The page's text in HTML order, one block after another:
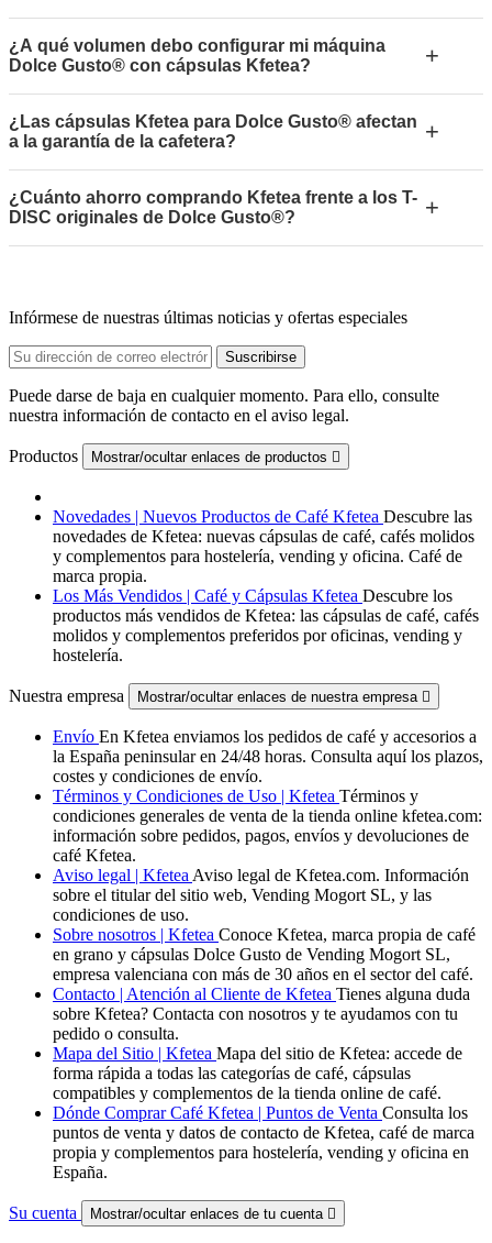
¿A qué volumen debo configurar mi máquina
Dolce Gusto® con cápsulas Kfetea?
+
¿Las cápsulas Kfetea para Dolce Gusto® afectan
a la garantía de la cafetera?
+
¿Cuánto ahorro comprando Kfetea frente a los T-
DISC originales de Dolce Gusto®?
+
Infórmese de nuestras últimas noticias y ofertas especiales
Puede darse de baja en cualquier momento. Para ello, consulte
nuestra información de contacto en el aviso legal.
Productos Mostrar/ocultar enlaces de productos 
Novedades | Nuevos Productos de Café Kfetea Descubre las
novedades de Kfetea: nuevas cápsulas de café, cafés molidos
y complementos para hostelería, vending y oficina. Café de
marca propia.
Los Más Vendidos | Café y Cápsulas Kfetea Descubre los
productos más vendidos de Kfetea: las cápsulas de café, cafés
molidos y complementos preferidos por oficinas, vending y
hostelería.
Nuestra empresa Mostrar/ocultar enlaces de nuestra empresa 
Envío En Kfetea enviamos los pedidos de café y accesorios a
la España peninsular en 24/48 horas. Consulta aquí los plazos,
costes y condiciones de envío.
Términos y Condiciones de Uso | Kfetea Términos y
condiciones generales de venta de la tienda online kfetea.com:
información sobre pedidos, pagos, envíos y devoluciones de
café Kfetea.
Aviso legal | Kfetea Aviso legal de Kfetea.com. Información
sobre el titular del sitio web, Vending Mogort SL, y las
condiciones de uso.
Sobre nosotros | Kfetea Conoce Kfetea, marca propia de café
en grano y cápsulas Dolce Gusto de Vending Mogort SL,
empresa valenciana con más de 30 años en el sector del café.
Contacto | Atención al Cliente de Kfetea Tienes alguna duda
sobre Kfetea? Contacta con nosotros y te ayudamos con tu
pedido o consulta.
Mapa del Sitio | Kfetea Mapa del sitio de Kfetea: accede de
forma rápida a todas las categorías de café, cápsulas
compatibles y complementos de la tienda online de café.
Dónde Comprar Café Kfetea | Puntos de Venta Consulta los
puntos de venta y datos de contacto de Kfetea, café de marca
propia y complementos para hostelería, vending y oficina en
España.
Su cuenta Mostrar/ocultar enlaces de tu cuenta 